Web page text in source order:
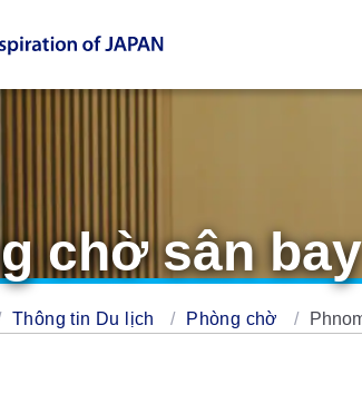
chờ sân
Thông tin Du lịch Phòng chờ